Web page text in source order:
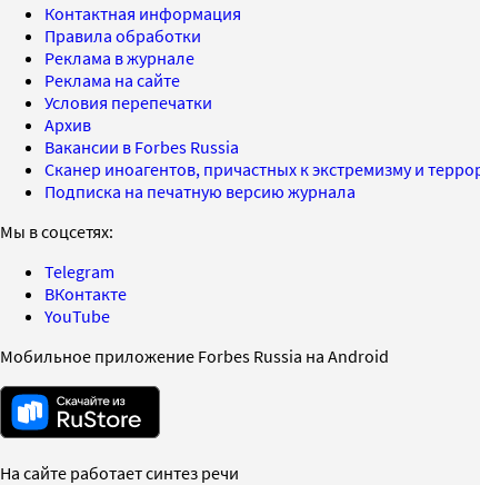
Контактная информация
Правила обработки
Реклама в журнале
Реклама на сайте
Условия перепечатки
Архив
Вакансии в Forbes Russia
Сканер иноагентов, причастных к экстремизму и
Подписка на печатную версию журнала
Мы в соцсетях:
Telegram
ВКонтакте
YouTube
Мобильное приложение Forbes Russia на Android
На сайте работает синтез речи